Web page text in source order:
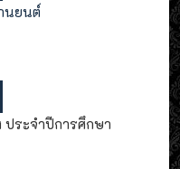
นยนต์
ประจำปีการศึกษา